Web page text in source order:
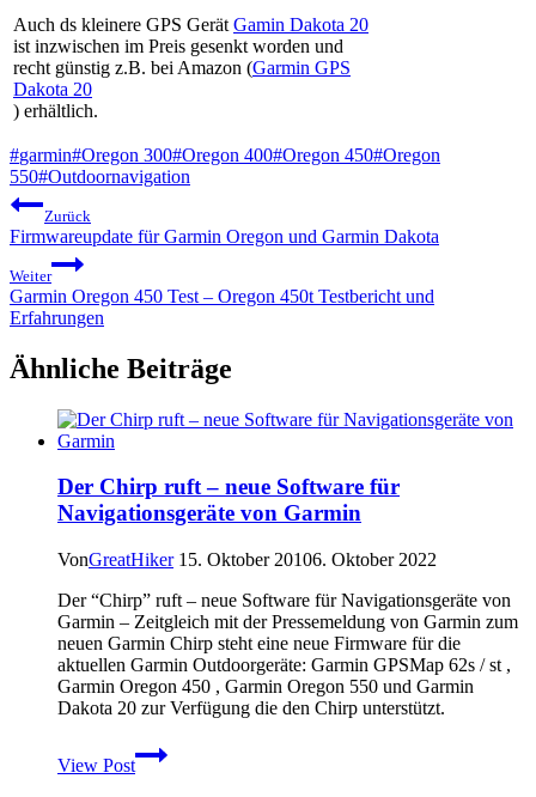
Auch ds kleinere GPS Gerät Gamin Dakota 20
ist inzwischen im Preis gesenkt worden und
recht günstig z.B. bei Amazon (Garmin GPS
Dakota 20
) erhältlich.
Schlagworte:
#garmin#Oregon 300#Oregon 400#Oregon 450#Oregon
550#Outdoornavigation
Beitragsnavigation
Zurück
Firmwareupdate für Garmin Oregon und Garmin Dakota
Weiter
Garmin Oregon 450 Test – Oregon 450t Testbericht und
Erfahrungen
Ähnliche Beiträge
Der Chirp ruft – neue Software für
Navigationsgeräte von Garmin
VonGreatHiker 15. Oktober 20106. Oktober 2022
Der “Chirp” ruft – neue Software für Navigationsgeräte von
Garmin – Zeitgleich mit der Pressemeldung von Garmin zum
neuen Garmin Chirp steht eine neue Firmware für die
aktuellen Garmin Outdoorgeräte: Garmin GPSMap 62s / st ,
Garmin Oregon 450 , Garmin Oregon 550 und Garmin
Dakota 20 zur Verfügung die den Chirp unterstützt.
View Post
Der
Chirp